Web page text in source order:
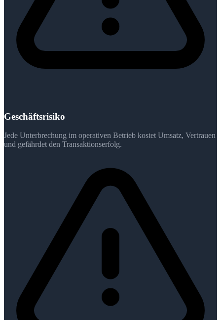
Geschäftsrisiko
Jede Unterbrechung im operativen Betrieb kostet Umsatz, Vertrauen
und gefährdet den Transaktionserfolg.